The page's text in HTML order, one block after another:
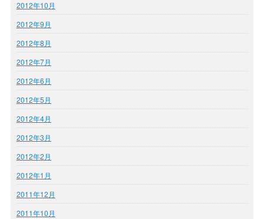
2012年10月
2012年9月
2012年8月
2012年7月
2012年6月
2012年5月
2012年4月
2012年3月
2012年2月
2012年1月
2011年12月
2011年10月